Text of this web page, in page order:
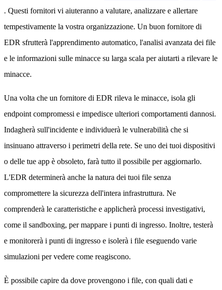
. Questi fornitori vi aiuteranno a valutare, analizzare e allertare
tempestivamente la vostra organizzazione. Un buon fornitore di
EDR sfrutterà l'apprendimento automatico, l'analisi avanzata dei file
e le informazioni sulle minacce su larga scala per aiutarti a rilevare le
minacce.
Una volta che un fornitore di EDR rileva le minacce, isola gli
endpoint compromessi e impedisce ulteriori comportamenti dannosi.
Indagherà sull'incidente e individuerà le vulnerabilità che si
insinuano attraverso i perimetri della rete. Se uno dei tuoi dispositivi
o delle tue app è obsoleto, farà tutto il possibile per aggiornarlo.
L'EDR determinerà anche la natura dei tuoi file senza
compromettere la sicurezza dell'intera infrastruttura. Ne
comprenderà le caratteristiche e applicherà processi investigativi,
come il sandboxing, per mappare i punti di ingresso. Inoltre, testerà
e monitorerà i punti di ingresso e isolerà i file eseguendo varie
simulazioni per vedere come reagiscono.
È possibile capire da dove provengono i file, con quali dati e